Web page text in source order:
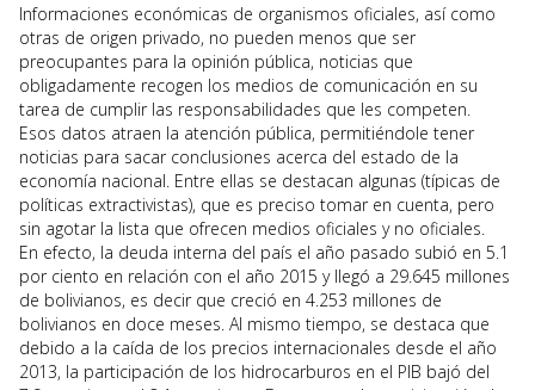
Informaciones económicas de organismos oficiales, así como
otras de origen privado, no pueden menos que ser
preocupantes para la opinión pública, noticias que
obligadamente recogen los medios de comunicación en su
tarea de cumplir las responsabilidades que les competen.
Esos datos atraen la atención pública, permitiéndole tener
noticias para sacar conclusiones acerca del estado de la
economía nacional. Entre ellas se destacan algunas (típicas de
políticas extractivistas), que es preciso tomar en cuenta, pero
sin agotar la lista que ofrecen medios oficiales y no oficiales.
En efecto, la deuda interna del país el año pasado subió en 5.1
por ciento en relación con el año 2015 y llegó a 29.645 millones
de bolivianos, es decir que creció en 4.253 millones de
bolivianos en doce meses. Al mismo tiempo, se destaca que
debido a la caída de los precios internacionales desde el año
2013, la participación de los hidrocarburos en el PIB bajó del